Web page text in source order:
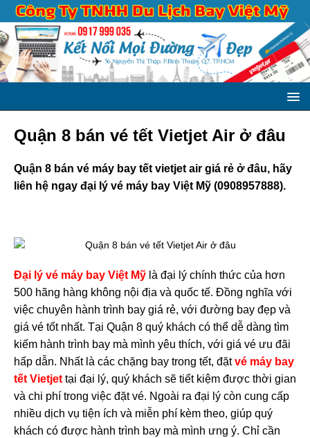
Quận 8 bán vé tết Vietjet Air ở đâu
Quận 8 bán vé máy bay tết vietjet air giá rẻ ở đâu, hãy
liên hệ ngay đại lý vé máy bay Việt Mỹ (0908957888).
Đại lý vé máy bay Việt Mỹ là đại lý chính thức của hơn
500 hãng hàng không nội địa và quốc tế. Đồng nghĩa với
việc chuyên hành trình bay giá rẻ, với đường bay đẹp và
giá vé tốt nhất. Tại Quận 8 quý khách có thể dễ dàng tìm
kiếm hành trình bay mà mình yêu thích, với giá vé ưu đãi
hấp dẫn. Nhất là các chặng bay trong tết, đặt vé máy bay
tết Vietjet tại đại lý, quý khách sẽ tiết kiệm được thời gian
và chi phí trong việc đặt vé. Ngoài ra đại lý còn cung cấp
nhiều dịch vụ tiện ích và miễn phí kèm theo, giúp quý
khách có được hành trình bay mà mình ưng ý. Chỉ cần